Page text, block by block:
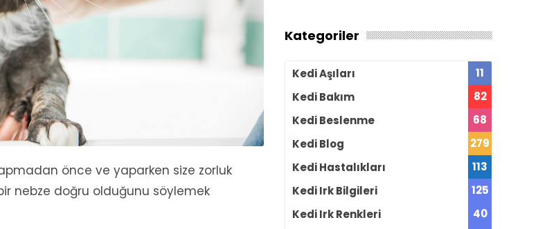
önce ve yaparken size zorluk
nebze doğru olduğunu söylemek
Kategoriler
Kedi Aşıları
11
Kedi Bakım
82
Kedi Beslenme
68
Kedi Blog
279
Kedi Hastalıkları
113
Kedi Irk Bilgileri
125
Kedi Irk Renkleri
40